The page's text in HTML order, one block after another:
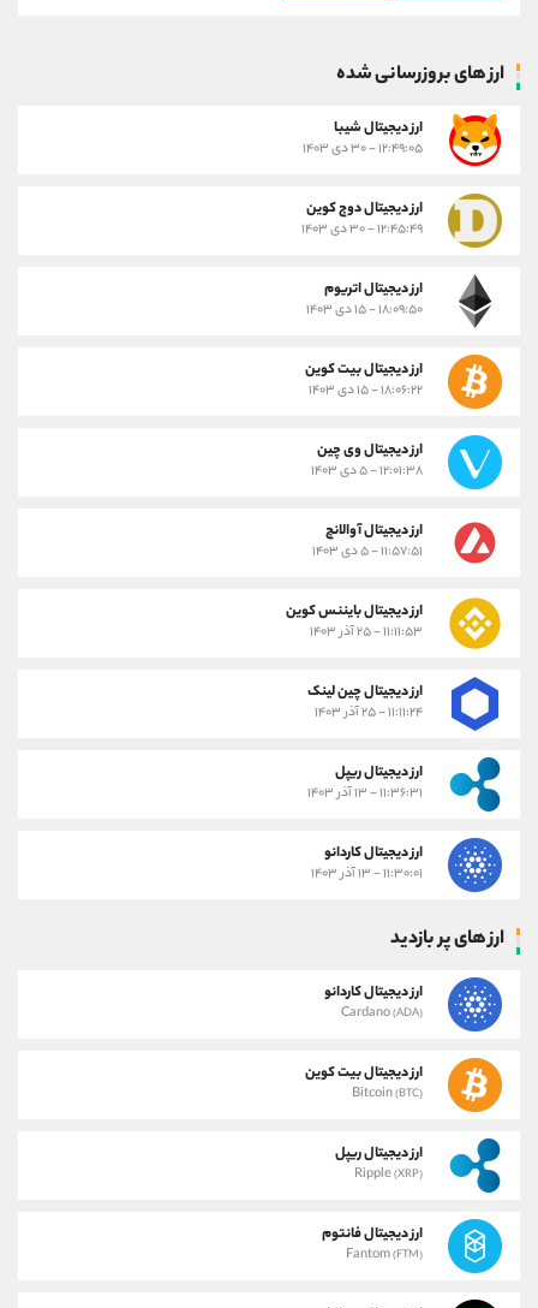
ارز های بروزرسانی شده
ارز ديجيتال شیبا
۱۲:۴۹:۰۵ - ۳۰ دی ۱۴۰۳
ارز دیجیتال دوج کوین
۱۲:۴۵:۴۹ - ۳۰ دی ۱۴۰۳
ارز دیجیتال اتریوم
۱۸:۰۹:۵۰ - ۱۵ دی ۱۴۰۳
ارز دیجیتال بیت کوین
۱۸:۰۶:۲۲ - ۱۵ دی ۱۴۰۳
ارز دیجیتال وی چین
۱۲:۰۱:۳۸ - ۵ دی ۱۴۰۳
ارز دیجیتال آوالانچ
۱۱:۵۷:۵۱ - ۵ دی ۱۴۰۳
ارز دیجیتال بایننس کوین
۱۱:۱۱:۵۳ - ۲۵ آذر ۱۴۰۳
ارز دیجیتال چین لینک
۱۱:۱۱:۲۴ - ۲۵ آذر ۱۴۰۳
ارز دیجیتال ریپل
۱۱:۳۶:۳۱ - ۱۳ آذر ۱۴۰۳
ارز دیجیتال کاردانو
۱۱:۳۰:۰۱ - ۱۳ آذر ۱۴۰۳
ارز های پر بازدید
ارز دیجیتال کاردانو
Cardano(ADA)
ارز دیجیتال بیت کوین
Bitcoin(BTC)
ارز دیجیتال ریپل
Ripple(XRP)
ارز دیجیتال فانتوم
Fantom(FTM)